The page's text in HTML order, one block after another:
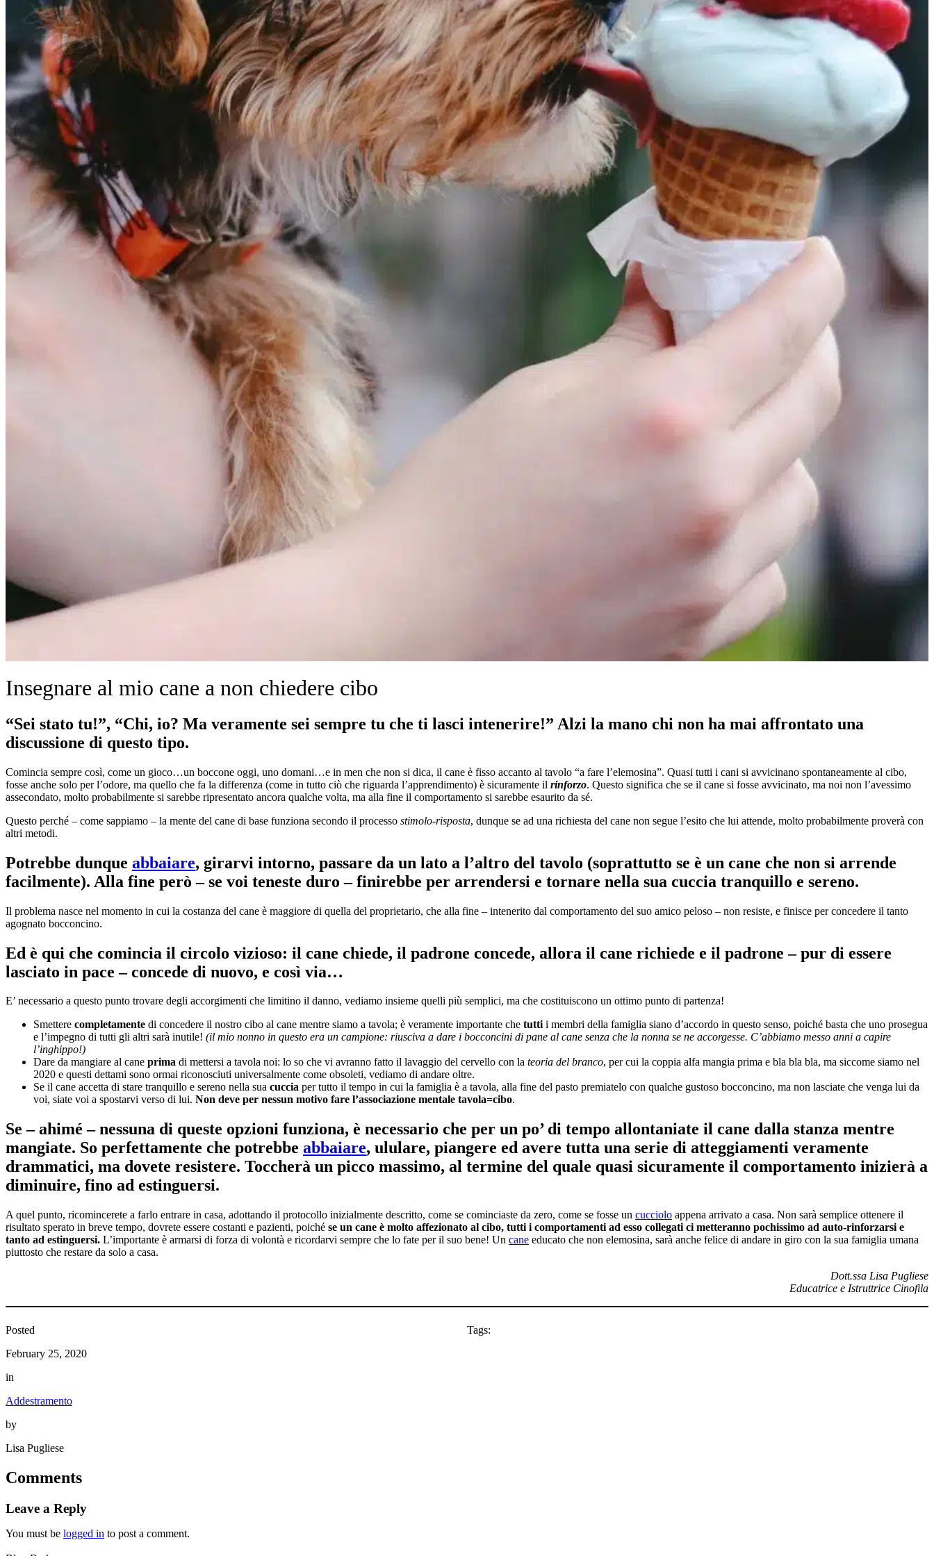
Insegnare al mio cane a non chiedere cibo
“Sei stato tu!”, “Chi, io? Ma veramente sei sempre tu che ti lasci intenerire!” Alzi la mano chi non ha mai affrontato una
discussione di questo tipo.
Comincia sempre così, come un gioco…un boccone oggi, uno domani…e in men che non si dica, il cane è fisso accanto al tavolo “a fare l’elemosina”. Quasi tutti i cani si avvicinano spontaneamente al cibo,
fosse anche solo per l’odore, ma quello che fa la differenza (come in tutto ciò che riguarda l’apprendimento) è sicuramente il rinforzo. Questo significa che se il cane si fosse avvicinato, ma noi non l’avessimo
assecondato, molto probabilmente si sarebbe ripresentato ancora qualche volta, ma alla fine il comportamento si sarebbe esaurito da sé.
Questo perché – come sappiamo – la mente del cane di base funziona secondo il processo stimolo-risposta, dunque se ad una richiesta del cane non segue l’esito che lui attende, molto probabilmente proverà con
altri metodi.
Potrebbe dunque abbaiare, girarvi intorno, passare da un lato a l’altro del tavolo (soprattutto se è un cane che non si arrende
facilmente). Alla fine però – se voi teneste duro – finirebbe per arrendersi e tornare nella sua cuccia tranquillo e sereno.
Il problema nasce nel momento in cui la costanza del cane è maggiore di quella del proprietario, che alla fine – intenerito dal comportamento del suo amico peloso – non resiste, e finisce per concedere il tanto
agognato bocconcino.
Ed è qui che comincia il circolo vizioso: il cane chiede, il padrone concede, allora il cane richiede e il padrone – pur di essere
lasciato in pace – concede di nuovo, e così via…
E’ necessario a questo punto trovare degli accorgimenti che limitino il danno, vediamo insieme quelli più semplici, ma che costituiscono un ottimo punto di partenza!
Smettere completamente di concedere il nostro cibo al cane mentre siamo a tavola; è veramente importante che tuttii membri della famiglia siano d’accordo in questo senso, poiché basta che uno prosegua
e l’impegno di tutti gli altri sarà inutile! (il mio nonno in questo era un campione: riusciva a dare i bocconcini di pane al cane senza che la nonna se ne accorgesse. C’abbiamo messo anni a capire
l’inghippo!)
Dare da mangiare al cane prima di mettersi a tavola noi: lo so che vi avranno fatto il lavaggio del cervello con la teoria del branco, per cui la coppia alfa mangia prima e bla bla bla, ma siccome siamo nel
2020 e questi dettami sono ormai riconosciuti universalmente come obsoleti, vediamo di andare oltre.
Se il cane accetta di stare tranquillo e sereno nella sua cuccia per tutto il tempo in cui la famiglia è a tavola, alla fine del pasto premiatelo con qualche gustoso bocconcino, ma non lasciate che venga lui da
voi, siate voi a spostarvi verso di lui. Non deve per nessun motivo fare l’associazione mentale tavola=cibo.
Se – ahimé – nessuna di queste opzioni funziona, è necessario che per un po’ di tempo allontaniate il cane dalla stanza mentre
mangiate. So perfettamente che potrebbe abbaiare, ululare, piangere ed avere tutta una serie di atteggiamenti veramente
drammatici, ma dovete resistere. Toccherà un picco massimo, al termine del quale quasi sicuramente il comportamento inizierà a
diminuire, fino ad estinguersi.
A quel punto, ricomincerete a farlo entrare in casa, adottando il protocollo inizialmente descritto, come se cominciaste da zero, come se fosse un cucciolo appena arrivato a casa. Non sarà semplice ottenere il
risultato sperato in breve tempo, dovrete essere costanti e pazienti, poiché se un cane è molto affezionato al cibo, tutti i comportamenti ad esso collegati ci metteranno pochissimo ad auto-rinforzarsi e
tanto ad estinguersi. L’importante è armarsi di forza di volontà e ricordarvi sempre che lo fate per il suo bene! Un cane educato che non elemosina, sarà anche felice di andare in giro con la sua famiglia umana
piuttosto che restare da solo a casa.
Dott.ssa Lisa Pugliese
Educatrice e Istruttrice Cinofila
Posted
February 25, 2020
in
Addestramento
by
Lisa Pugliese
Tags:
Comments
Leave a Reply
You must be logged in to post a comment.